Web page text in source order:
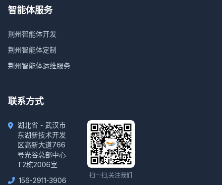
智能体服务
荆州智能体开发
荆州智能体定制
荆州智能体运维服务
联系方式
湖北省 - 武汉市
东湖新技术开发
区高新大道766
号光谷总部中心
T2栋2006室
156-2911-3906
扫一扫,关注我们